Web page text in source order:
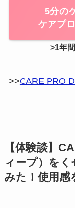
5分の
ケアプ
>1年
>>CARE PRO
【体験談】
ィープ）を
みた！使用感